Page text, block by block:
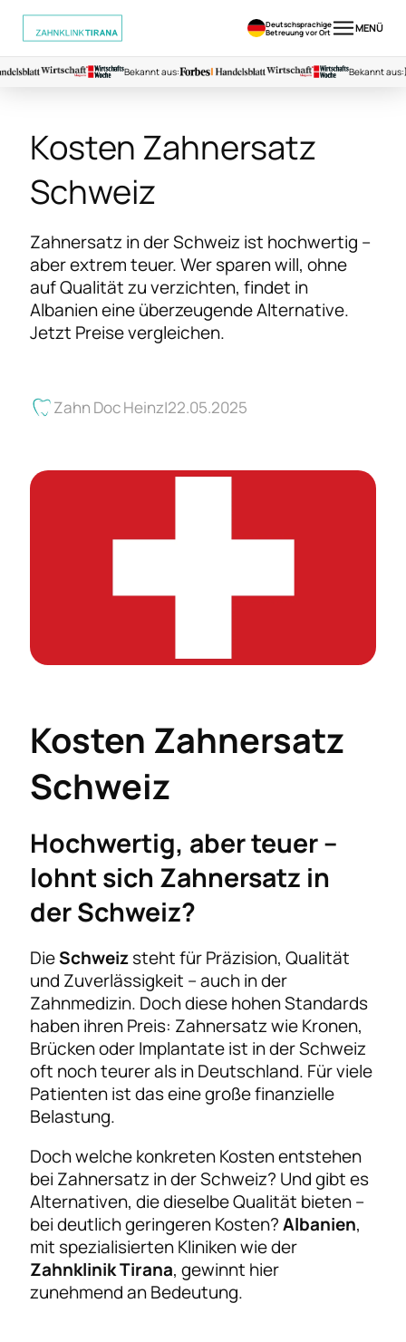
Deutschsprachige
Betreuung vor Ort
MENÜ
Bekannt aus: Bekannt aus:
Kosten Zahnersatz
Schweiz
Zahnersatz in der Schweiz ist hochwertig –
aber extrem teuer. Wer sparen will, ohne
auf Qualität zu verzichten, findet in
Albanien eine überzeugende Alternative.
Jetzt Preise vergleichen.
Zahn Doc Heinz 22.05.2025
Kosten Zahnersatz
Schweiz
Hochwertig, aber teuer –
lohnt sich Zahnersatz in
der Schweiz?
DieSchweizsteht für Präzision, Qualität
und Zuverlässigkeit – auch in der
Zahnmedizin. Doch diese hohen Standards
haben ihren Preis: Zahnersatz wie Kronen,
Brücken oder Implantate ist in der Schweiz
oft noch teurer als in Deutschland. Für viele
Patienten ist das eine große finanzielle
Belastung.
Doch welche konkreten Kosten entstehen
bei Zahnersatz in der Schweiz? Und gibt es
Alternativen, die dieselbe Qualität bieten –
bei deutlich geringeren Kosten?Albanien,
mit spezialisierten Kliniken wie der
Zahnklinik Tirana, gewinnt hier
zunehmend an Bedeutung.